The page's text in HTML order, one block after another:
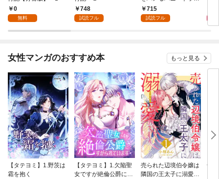
0
無料
748
試読フル
プ包囲網 1
715
試読フル
女性マンガのおすすめ本 もっと見る
【タテヨミ】1.野茨は
霜を抱く
【タテヨミ】1.欠陥聖
女ですが絶倫公爵にす
売られた辺境伯令嬢は
隣国の王太子に溺愛さ
千